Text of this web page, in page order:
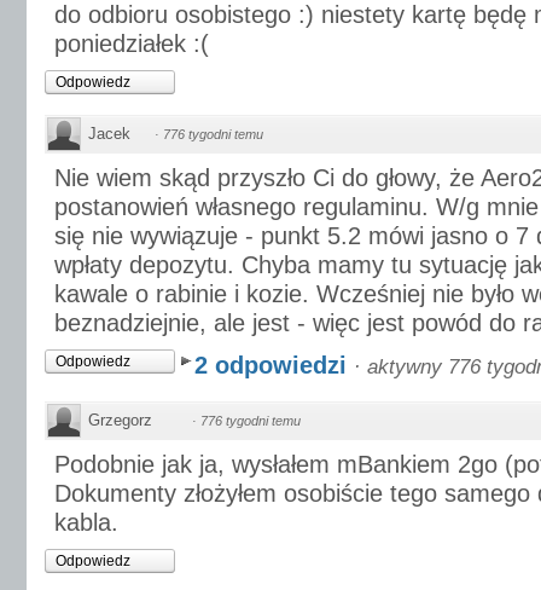
do odbioru osobistego :) niestety kartę będę
poniedziałek :(
Odpowiedz
Jacek · 776 tygodni temu
Nie wiem skąd przyszło Ci do głowy, że
postanowień własnego regulaminu. W/g
się nie wywiązuje - punkt 5.2 mówi jasno o 7
wpłaty depozytu. Chyba mamy tu sytuację
kawale o rabinie i kozie. Wcześniej nie było
beznadziejnie, ale jest - więc jest powód do
Odpowiedz 2 odpowiedzi · aktywny 776
Grzegorz · 776 tygodni temu
Podobnie jak ja, wysłałem mBankiem 2go
Dokumenty złożyłem osobiście tego
kabla.
Odpowiedz